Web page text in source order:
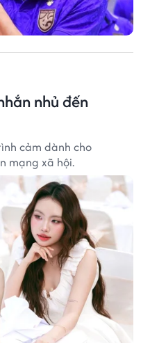
nhủ đến
cảm dành cho
mạng xã hội.